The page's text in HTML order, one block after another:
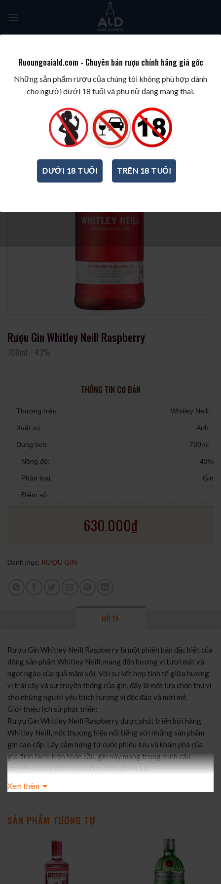
TRANG CHỦ RƯỢU PHA CHẾ / RƯỢU GIN
Rượu Gin Whitley Neill Raspberry
700ml - 43%
THÔNG TIN CƠ BẢN
Thương hiệu: Whitley Neill
Xuất xứ: Anh
Dung tích: 700ml
Nồng độ: 43%
Phân loại: Gin
Điểm số:
630.000₫
Danh mục: RƯỢU GIN
MÔ TẢ
Rượu Gin Whitley Neill Raspberry là một phiên bản đặc biệt của
dòng sản phẩm Whitley Neill, mang đến hương vị tươi mát và
ngọt ngào của quả mâm xôi. Với sự kết hợp tinh tế giữa hương
vị trái cây và sự truyền thống của gin, đây là một lựa chọn thú vị
cho những người yêu thích hương vị độc đáo và mới mẻ.
Giới thiệu lịch sử phát triển:
Rượu Gin Whitley Neill Raspberry được phát triển bởi hãng
Whitley Neill, một thương hiệu nổi tiếng với những sản phẩm
gin cao cấp. Lấy cảm hứng từ cuộc phiêu lưu và khám phá của
gia đình Neill trên toàn cầu, gin này mang trong mình câu
chuyện của sự đổi mới và tinh thần phiêu lưu.
Rượu Gin Whitley Neill Raspberry được sản xuất bằng phương
gồm quả mâm xôi tươi, các loại gia vị tự nhiên và thảo mộc được
lựa chọn cẩn thận. Sau khi chưng cất, gin được ủ trong thời gian
ngắn để các hương vị và tinh dầu hoà quyện và trở nên cân
Một số điểm nổi bật:
Hương vị mâm xôi tươi mát: Rượu Gin Whitley Neill Raspberry
Xem thêm
SẢN PHẨM TƯƠNG TỰ
Ruoungoaiald.com - Chuyên bán rượu chính hãng giá gốc
Những sản phẩm rượu của chúng tôi không phù hợp dành
cho người dưới 18 tuổi và phụ nữ đang mang thai.
DƯỚI 18 TUỔI TRÊN 18 TUỔI